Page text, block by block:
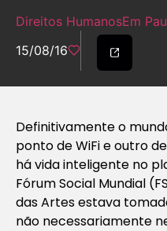
Direitos HumanosEm
15/08/16
Definitivamente o
ponto de WiFi e outro
há vida inteligente no
Fórum Social Mundial
das Artes estava
não necessariamente